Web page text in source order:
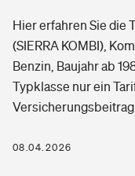
Arbeitsrechtsschutz
Zur Übersicht
Elementarversicherung
Freizeit
Pri­vate Haft­pflicht­
Gesundheit
Private
Hier erfahren Sie die
(SIERRA KOMBI),
Benzin, Baujahr ab
Typklasse nur ein
Versicherungsbeitrag
08.04.2026